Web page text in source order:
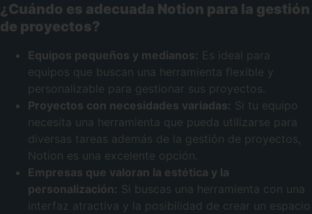
¿Cuándo es adecuada Notion para la gestión
de proyectos?
Equipos pequeños y medianos: Es ideal para
equipos que buscan una herramienta flexible y
personalizable para gestionar sus proyectos.
Proyectos con necesidades variadas: Si tu equipo
necesita una herramienta que pueda utilizarse para
diversas tareas además de la gestión de proyectos,
Notion es una excelente opción.
Empresas que valoran la estética y la
personalización: Si buscas una herramienta con una
interfaz atractiva y la posibilidad de crear un espacio